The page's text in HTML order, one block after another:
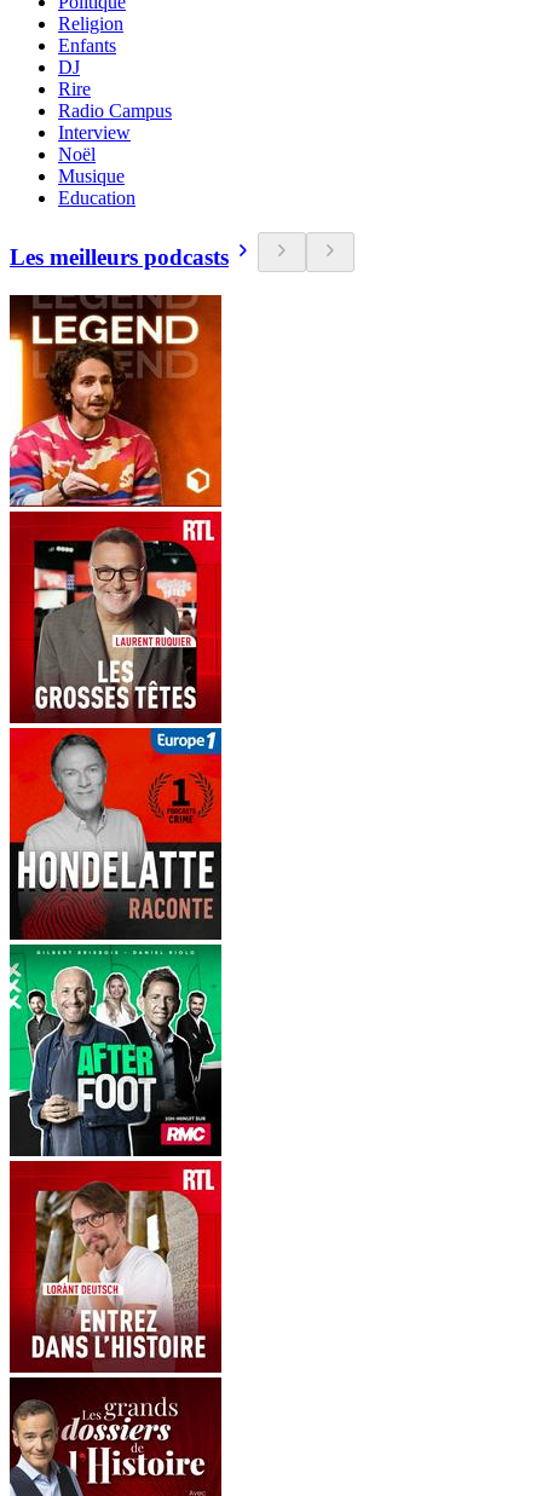
Religion
Enfants
DJ
Rire
Radio Campus
Interview
Noël
Musique
Education
Les meilleurs podcasts